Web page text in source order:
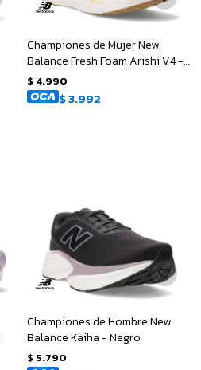
Championes de Mujer New
Balance Fresh Foam Arishi V4 -
Beige - Lila
$ 4.990
$3.992
Championes de Hombre New
Balance Kaiha - Negro
$ 5.790